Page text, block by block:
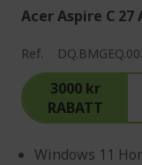
Acer Aspire C
Ref.
3000 kr
RABATT
Windows 11